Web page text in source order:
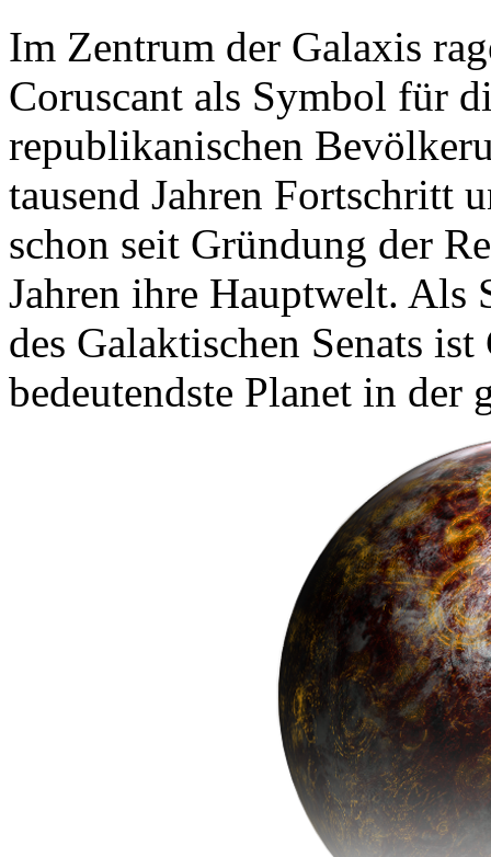
Im Zentrum der Galaxis
Coruscant als Symbol für
republikanischen
tausend Jahren Fortschritt
schon seit Gründung der
Jahren ihre Hauptwelt. Als
des Galaktischen Senats
bedeutendste Planet in der